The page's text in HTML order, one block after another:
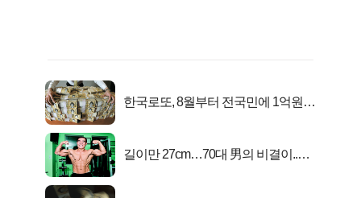
한국로또, 8월부터 전국민에 1억원씩
길이만 27cm…70대 男의 비결이..충